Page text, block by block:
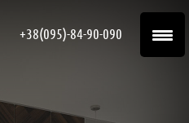
+38(095)-84-90-090